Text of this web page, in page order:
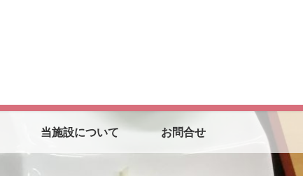
当施設について お問合せ